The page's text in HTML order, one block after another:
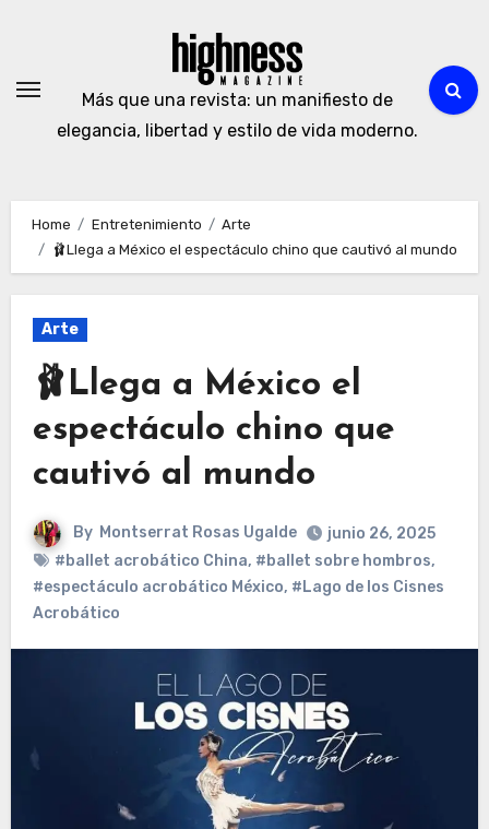
Más que una revista: un manifiesto de
elegancia, libertad y estilo de vida moderno.
Home Entretenimiento
Arte
🩰Llega a México el espectáculo chino que cautivó al mundo
Arte
🩰Llega a México el
espectáculo chino que
cautivó al mundo
By Montserrat Rosas Ugalde
junio 26, 2025
#ballet acrobático China, #ballet sobre hombros,
#espectáculo acrobático México, #Lago de los Cisnes
Acrobático